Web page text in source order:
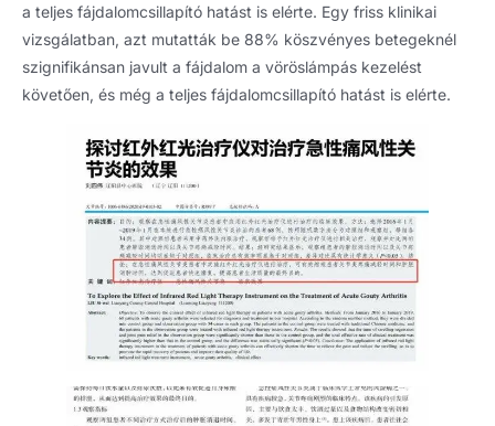
a teljes fájdalomcsillapító hatást is elérte. Egy friss klinikai
vizsgálatban, azt mutatták be 88% köszvényes betegeknél
szignifikánsan javult a fájdalom a vöröslámpás kezelést
követően, és még a teljes fájdalomcsillapító hatást is elérte.